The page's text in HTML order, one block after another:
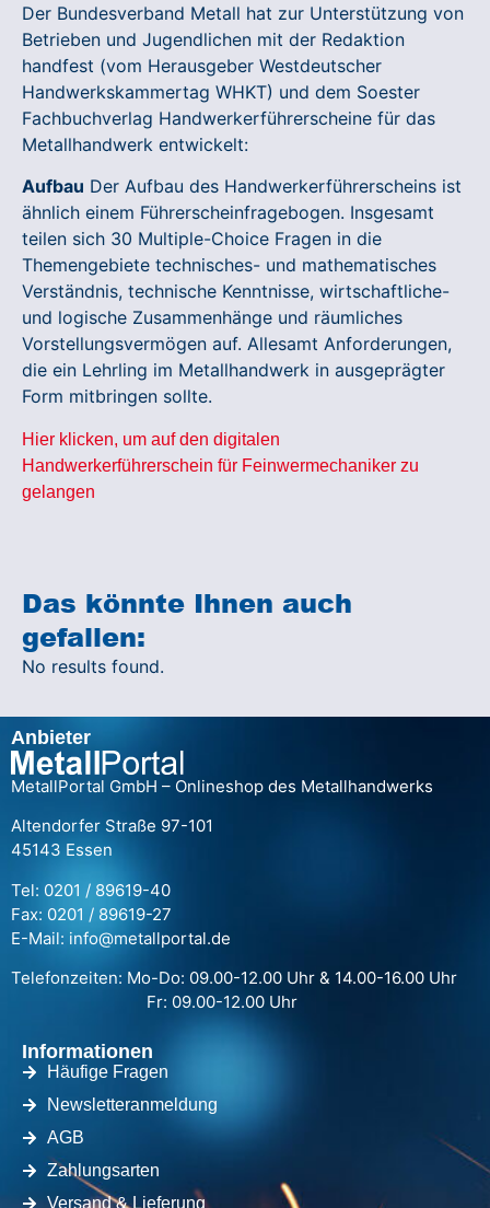
Der Bundesverband Metall hat zur Unterstützung von
Betrieben und Jugendlichen mit der Redaktion
handfest (vom Herausgeber Westdeutscher
Handwerkskammertag WHKT) und dem Soester
Fachbuchverlag Handwerkerführerscheine für das
Metallhandwerk entwickelt:
Aufbau Der Aufbau des Handwerkerführerscheins ist
ähnlich einem Führerscheinfragebogen. Insgesamt
teilen sich 30 Multiple-Choice Fragen in die
Themengebiete technisches- und mathematisches
Verständnis, technische Kenntnisse, wirtschaftliche-
und logische Zusammenhänge und räumliches
Vorstellungsvermögen auf. Allesamt Anforderungen,
die ein Lehrling im Metallhandwerk in ausgeprägter
Form mitbringen sollte.
Hier klicken, um auf den digitalen
Handwerkerführerschein für Feinwermechaniker zu
gelangen
Das könnte Ihnen auch
gefallen:
No results found.
Anbieter
MetallPortal GmbH – Onlineshop des Metallhandwerks
Altendorfer Straße 97-101
45143 Essen
Tel: 0201 / 89619-40
Fax: 0201 / 89619-27
E-Mail: info@metallportal.de
Telefonzeiten: Mo-Do: 09.00-12.00 Uhr & 14.00-16.00 Uhr
Fr: 09.00-12.00 Uhr
Informationen
Häufige Fragen
Newsletteranmeldung
AGB
Zahlungsarten
Versand & Lieferung